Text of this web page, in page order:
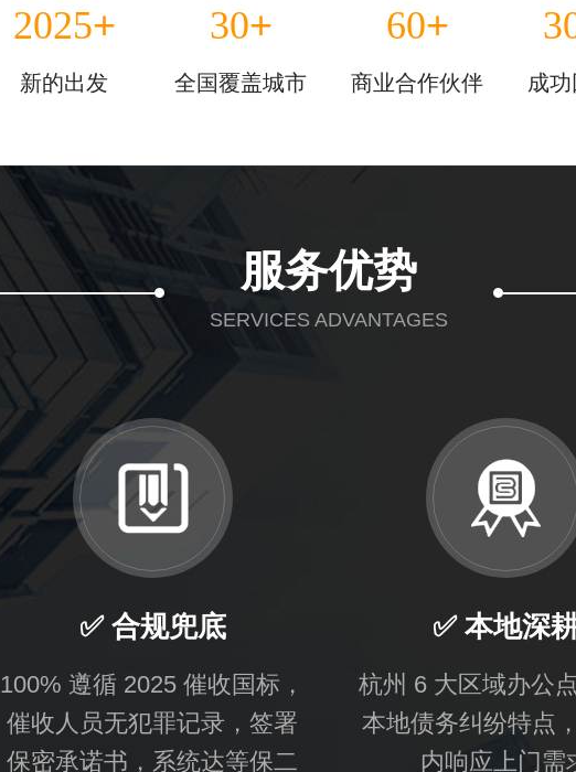
2025+
新的出发
30+
全国覆盖城市
60+
商业合作伙伴 成
服务优势
SERVICES ADVANTAGES
✅ 合规兜底
100% 遵循 2025 催收国标，
催收人员无犯罪记录，签署
保密承诺书，系统达等保二
✅ 本地深
杭州 6 大区域办公
本地债务纠纷特点
内响应上门需